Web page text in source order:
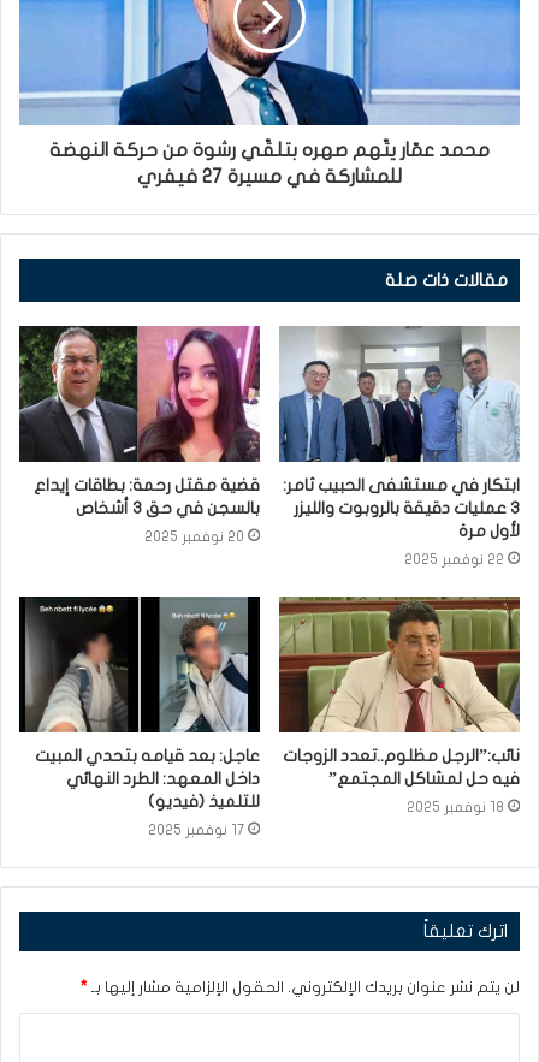
محمد عمّار يتّهم صهره بتلقّي رشوة من حركة النهضة
للمشاركة في مسيرة 27 فيفري
مقالات ذات صلة
ابتكار في مستشفى الحبيب ثامر:
3 عمليات دقيقة بالروبوت والليزر
لأول مرة
22 نوفمبر 2025
قضية مقتل رحمة: بطاقات إيداع
بالسجن في حق 3 أشخاص
20 نوفمبر 2025
نائب:”الرجل مظلوم..تعدد الزوجات
فيه حل لمشاكل المجتمع”
18 نوفمبر 2025
عاجل: بعد قيامه بتحدي المبيت
داخل المعهد: الطرد النهائي
للتلميذ (فيديو)
17 نوفمبر 2025
اترك تعليقاً
لن يتم نشر عنوان بريدك الإلكتروني. الحقول الإلزامية مشار إليها بـ *